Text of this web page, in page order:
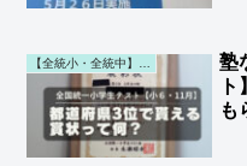
塾
も